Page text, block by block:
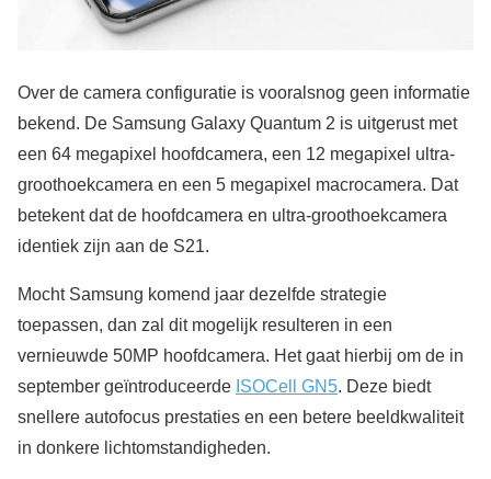
Over de camera configuratie is vooralsnog geen informatie
bekend. De Samsung Galaxy Quantum 2 is uitgerust met
een 64 megapixel hoofdcamera, een 12 megapixel ultra-
groothoekcamera en een 5 megapixel macrocamera. Dat
betekent dat de hoofdcamera en ultra-groothoekcamera
identiek zijn aan de S21.
Mocht Samsung komend jaar dezelfde strategie
toepassen, dan zal dit mogelijk resulteren in een
vernieuwde 50MP hoofdcamera. Het gaat hierbij om de in
september geïntroduceerde ISOCell GN5. Deze biedt
snellere autofocus prestaties en een betere beeldkwaliteit
in donkere lichtomstandigheden.